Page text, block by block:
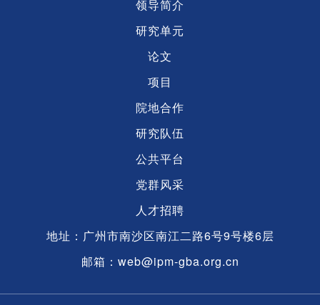
领导简介
研究单元
论文
项目
院地合作
研究队伍
公共平台
党群风采
人才招聘
地址：广州市南沙区南江二路6号9号楼6层
邮箱：web@ipm-gba.org.cn